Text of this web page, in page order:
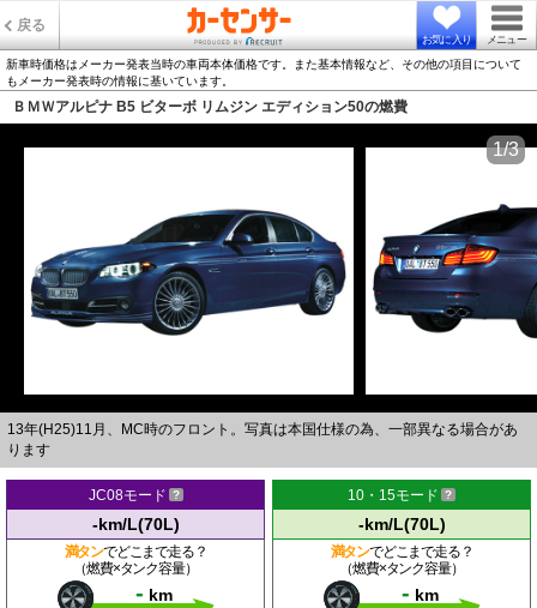
戻る
お気に入り メニュー
新車時価格はメーカー発表当時の車両本体価格です。また基本情報など、その他の項目について
もメーカー発表時の情報に基いています。
ＢＭＷアルピナ B5 ビターボ リムジン エディション50の燃費
13年(H25)11月、MC時のフロント。写真は本国仕様の為、一部異なる場合があ
ります
1/3
JC08モード
-km/L(70L)
満タンでどこまで走る？
（燃費×タンク容量）
- km
10・15モード
-km/L(70L)
満タンでどこまで走る？
（燃費×タンク容量）
- km